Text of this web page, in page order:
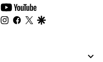
youtube-
footer
instagram
facebook
twitter